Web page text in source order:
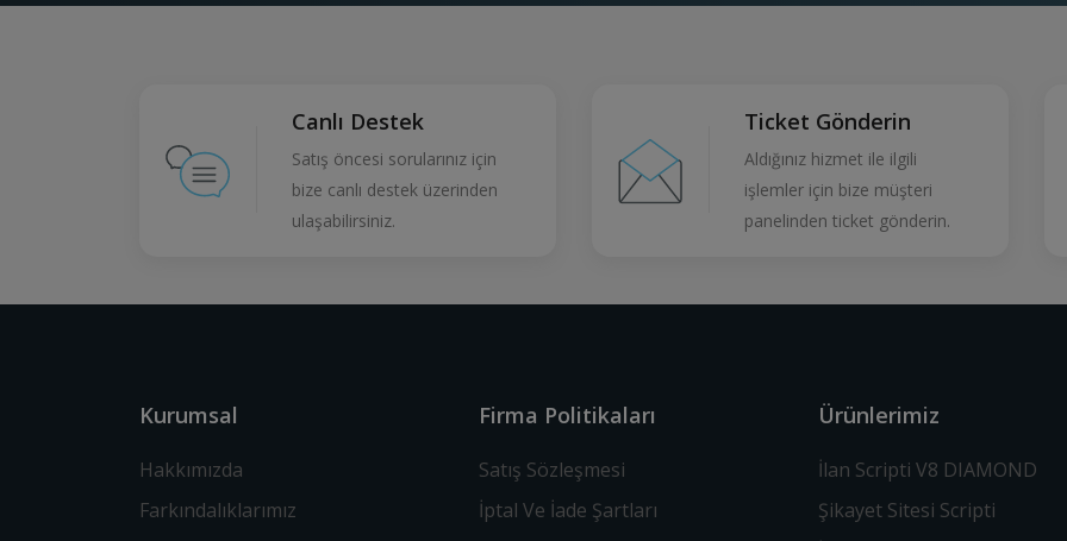
Canlı Destek
Satış öncesi sorularınız için
bize canlı destek üzerinden
ulaşabilirsiniz.
Ticket Gönderin
Aldığınız hizmet ile ilgili
işlemler için bize müşteri
panelinden ticket gönderin.
Kurumsal
Hakkımızda
Farkındalıklarımız
Firma Politikaları
Satış Sözleşmesi
İptal Ve İade Şartları
Ürünlerimiz
İlan Scripti V8 DIAMOND
Şikayet Sitesi Scripti